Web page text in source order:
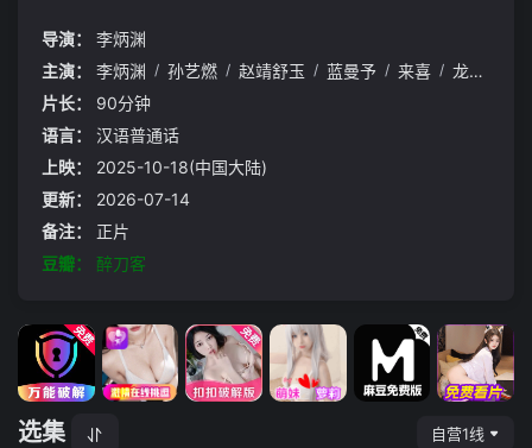
导演：
李炳渊
主演：
李炳渊 / 孙艺燃 / 赵靖舒玉 / 蓝曼予 / 来喜 / 龙武
片长：
90分钟
语言：
汉语普通话
上映：
2025-10-18(中国大陆)
更新：
2026-07-14
备注：
正片
豆瓣：
醉刀客
选集 自营1线